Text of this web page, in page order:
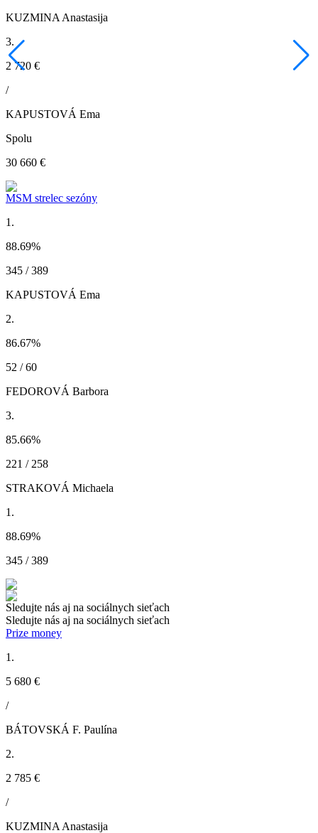
KUZMINA Anastasija
3.
2 720 €
/
KAPUSTOVÁ Ema
Spolu
30 660 €
MSM strelec sezóny
1.
88.69%
345 / 389
KAPUSTOVÁ Ema
2.
86.67%
52 / 60
FEDOROVÁ Barbora
3.
85.66%
221 / 258
STRAKOVÁ Michaela
1.
88.69%
345 / 389
Sledujte nás aj na sociálnych sieťach
Sledujte nás aj na sociálnych sieťach
Prize money
1.
5 680 €
/
BÁTOVSKÁ F. Paulína
2.
2 785 €
/
KUZMINA Anastasija